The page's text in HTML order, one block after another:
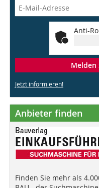
Anti-
Melden
Jetzt informieren!
Anbieter finden
Finden Sie mehr als